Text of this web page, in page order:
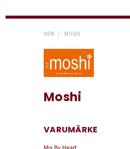
HEM MOSHI
Moshi
VARUMÄRKE